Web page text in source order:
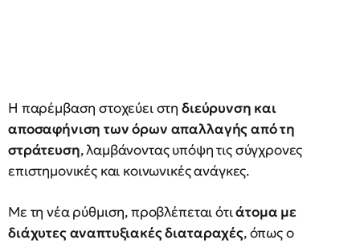
Η παρέμβαση στοχεύει στη διεύρυνση και
αποσαφήνιση των όρων απαλλαγής από τη
στράτευση, λαμβάνοντας υπόψη τις σύγχρονες
επιστημονικές και κοινωνικές ανάγκες.
Με τη νέα ρύθμιση, προβλέπεται ότιάτομα με
διάχυτες αναπτυξιακές διαταραχές, όπως ο